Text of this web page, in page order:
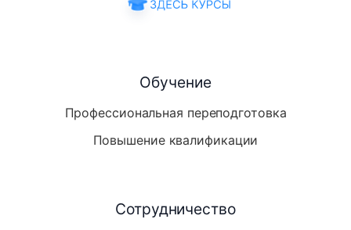
Обучение
Профессиональная переподготовка
Повышение квалификации
Сотрудничество